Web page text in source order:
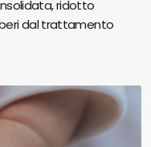
ridotto
dal trattamento